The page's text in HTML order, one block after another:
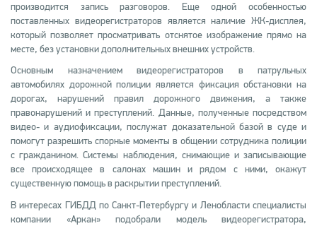
производится запись разговоров. Еще одной особенностью
поставленных видеорегистраторов является наличие ЖК-дисплея,
который позволяет просматривать отснятое изображение прямо на
месте, без установки дополнительных внешних устройств.
Основным назначением видеорегистраторов в патрульных
автомобилях дорожной полиции является фиксация обстановки на
дорогах, нарушений правил дорожного движения, а также
правонарушений и преступлений. Данные, полученные посредством
видео- и аудиофиксации, послужат доказательной базой в суде и
помогут разрешить спорные моменты в общении сотрудника полиции
с гражданином. Системы наблюдения, снимающие и записывающие
все происходящее в салонах машин и рядом с ними, окажут
существенную помощь в раскрытии преступлений.
В интересах ГИБДД по Санкт-Петербургу и Ленобласти специалисты
компании «Аркан» подобрали модель видеорегистратора,